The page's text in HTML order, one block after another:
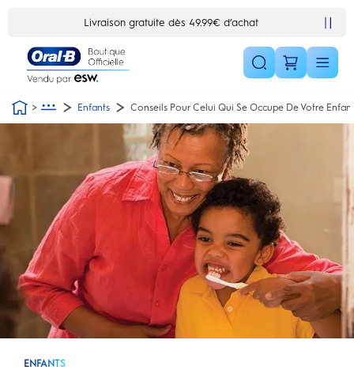
10% de réduction en vous inscrivant à la newsletter
Enfants Conseils Pour Celui Qui Se Occupe De Votre Enfant
ENFANTS